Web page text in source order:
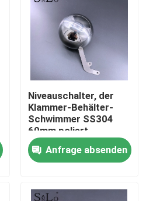
Niveauschalter, der
Klammer-Behälter-
Schwimmer SS304
60mm poliert
Anfrage absenden